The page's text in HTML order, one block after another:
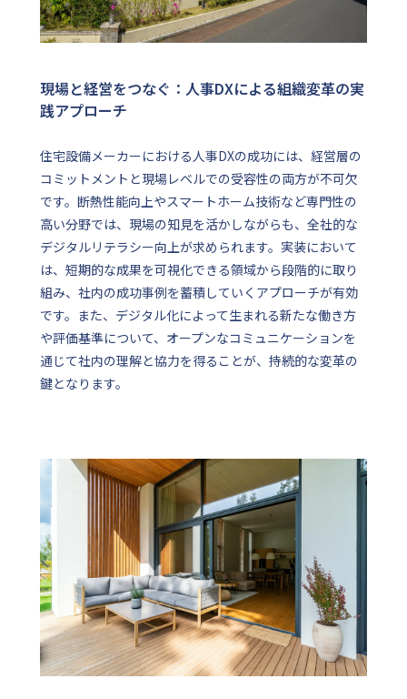
現場と経営をつなぐ：人事DXによる組織変革の実
践アプローチ
住宅設備メーカーにおける人事DXの成功には、経営層の
コミットメントと現場レベルでの受容性の両方が不可欠
です。断熱性能向上やスマートホーム技術など専門性の
高い分野では、現場の知見を活かしながらも、全社的な
デジタルリテラシー向上が求められます。実装において
は、短期的な成果を可視化できる領域から段階的に取り
組み、社内の成功事例を蓄積していくアプローチが有効
です。また、デジタル化によって生まれる新たな働き方
や評価基準について、オープンなコミュニケーションを
通じて社内の理解と協力を得ることが、持続的な変革の
鍵となります。